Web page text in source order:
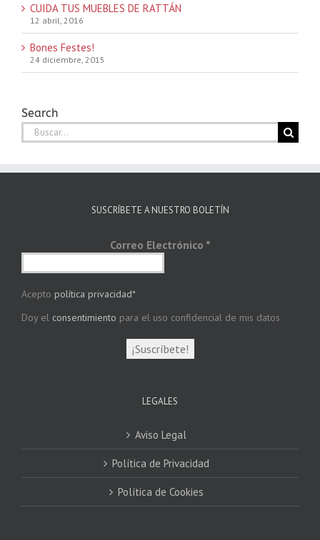
CUIDA TUS MUEBLES DE RATTÁN
12 abril, 2016
Bones Festes!
24 diciembre, 2015
Search
Buscar:
SUSCRÍBETE A NUESTRO BOLETÍN
Correo Electrónico *
Acepto política privacidad*
Doy el consentimiento para el uso confidencial de mis datos
LEGALES
Aviso Legal
Política de Privacidad
Política de Cookies